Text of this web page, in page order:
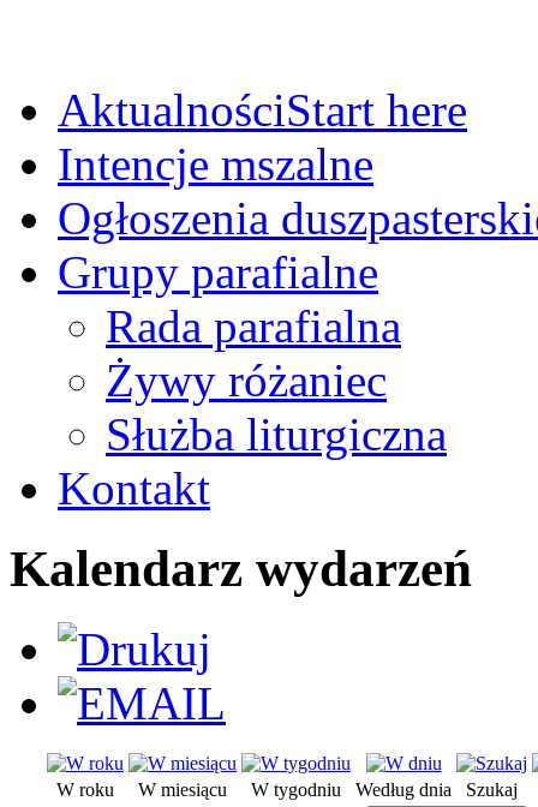
AktualnościStart here
Intencje mszalne
Ogłoszenia
Grupy parafialne
Rada parafialna
Żywy różaniec
Służba liturgiczna
Kontakt
Kalendarz wydarzeń
W roku W miesiącu W tygodniu Według dnia Szukaj